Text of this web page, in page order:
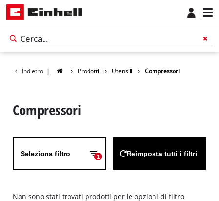
Indietro | Prodotti Utensili Compressori
Compressori
Seleziona filtro 1 Reimposta tutti i filtri
Non sono stati trovati prodotti per le opzioni di filtro